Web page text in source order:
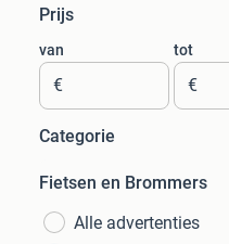
Prijs
van
€
tot
€
Categorie
Fietsen en Brommers
Alle advertenties